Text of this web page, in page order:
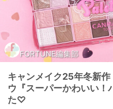
FORTUNE編集部
キャンメイク25年冬新
ウ『スーパーかわいい！
た♡